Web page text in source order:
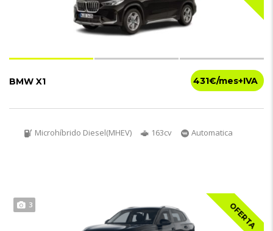
431€
BMW X1
Microhíbrido Diesel(MHEV) 163cv Automatica
OFERTA
3